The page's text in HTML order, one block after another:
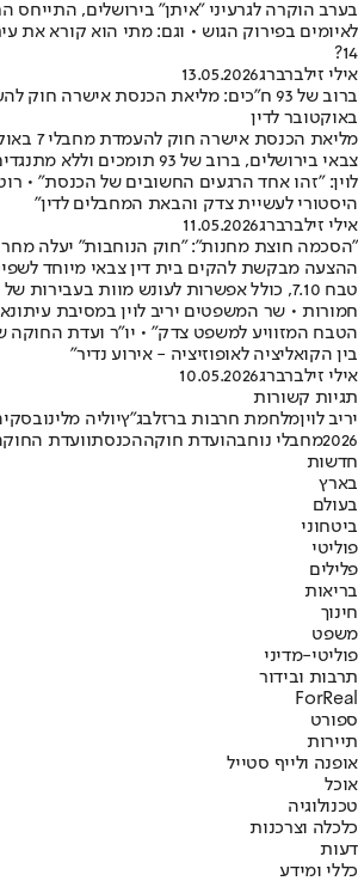
בערב הוקרה לגרעיני "איתן" בירושלים, התייחס
לאיומים בפירוק הגוש • וגם: מתי הוא קורא את
14?
אילי זילברברג13.05.2026
באוקטובר לדין
מליאת
צבאי בירושלים, ברוב של 93
לוין: "זהו אחד הרגעים החשובים של הכנסת" •
היסטורי לעשיית צדק והבאת המחבלים לדין"
אילי זילברברג11.05.2026
"הסכמה חוצת מחנות": "חוק הנוחבות" יעלה מחר
ההצעה מבקשת להקים בית דין צבאי מיוחד
טבח 7.10, כולל אפשרות לעונש מוות
חמורות • שר המשפטים יריב לוין במסיבת
הטבח המזוויע למשפט צדק" • יו"ר ועדת
בין הקואליציה לאופוזיציה - אירוע נדיר"
אילי זילברברג10.05.2026
תגיות קשורות
יריב לויןמלחמת חרבות ברזלבג"ץיוליה מלינובסקי
2026מחבלי נוחבהועדת חוקההכנסתוועדת
חדשות
בארץ
בעולם
ביטחוני
פוליטי
פלילים
בריאות
חינוך
משפט
פוליטי-מדיני
תרבות ובידור
ForReal
ספורט
תיירות
אופנה ולייף סטייל
אוכל
טכנולוגיה
כלכלה וצרכנות
דעות
כללי ומידע